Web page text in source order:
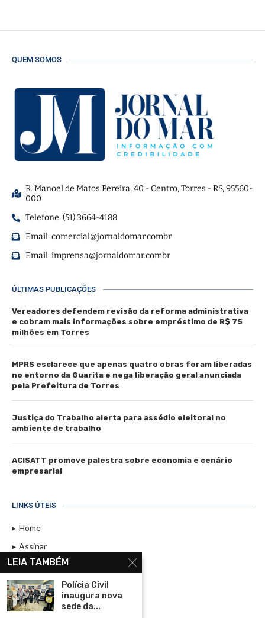
QUEM SOMOS
R. Manoel de Matos Pereira, 40 - Centro, Torres - RS, 95560-
000
Telefone: (51) 3664-4188
Email:comercial@jornaldomar.combr
Email:imprensa@jornaldomar.combr
ÚLTIMAS PUBLICAÇÕES
Vereadores defendem revisão da reforma administrativa
e cobram mais informações sobre empréstimo de R$ 75
milhões em Torres
MPRS esclarece que apenas quatro obras foram liberadas
no entorno da Guarita e nega liberação geral anunciada
pela Prefeitura de Torres
Justiça do Trabalho alerta para assédio eleitoral no
ambiente de trabalho
ACISATT promove palestra sobre economia e cenário
empresarial
LINKS ÚTEIS
Home
Assinar
Contato
Política de Privacidade
Rádio Maristela - Ao Vivo
LEIA TAMBÉM
Polícia Civil
inaugura nova
sede da...